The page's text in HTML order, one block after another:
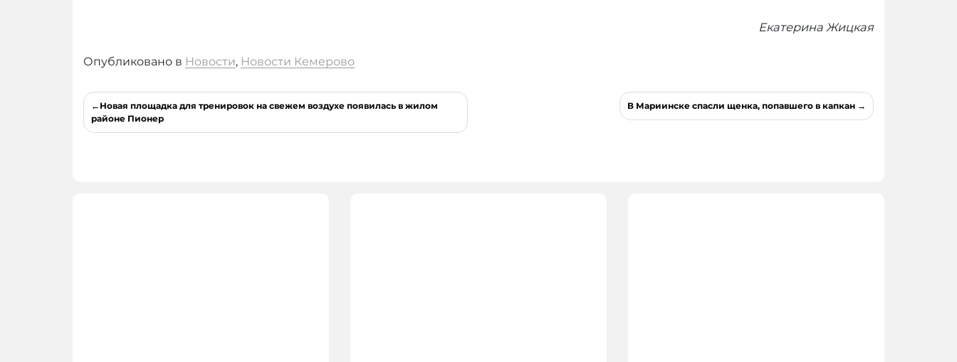
Екатерина Жицкая
Опубликовано в Новости, Новости Кемерово
Навигация
по
Новая площадка для тренировок на свежем воздухе появилась в жилом
районе Пионер
В Мариинске спасли щенка, попавшего в капкан